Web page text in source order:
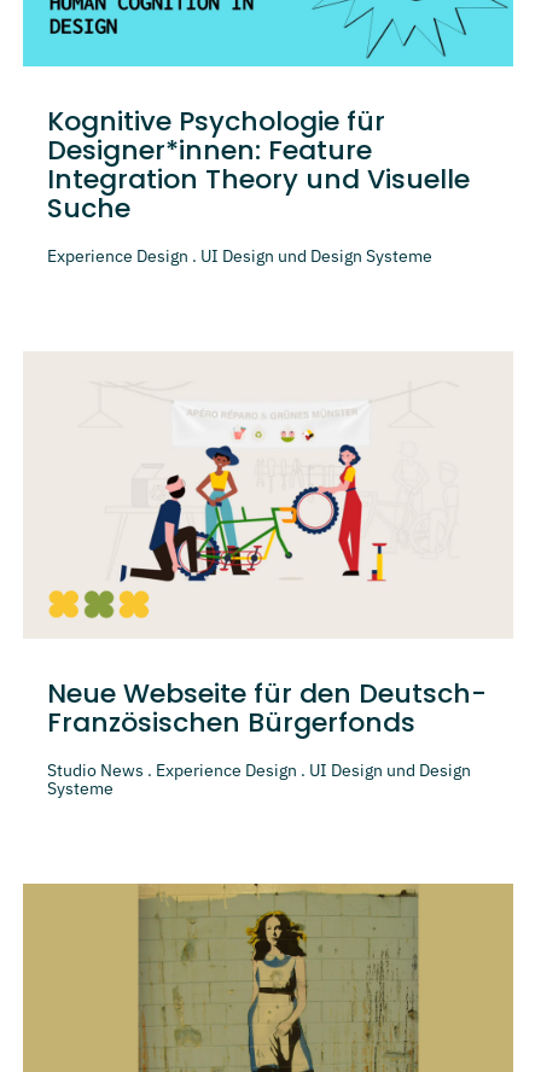
Kognitive Psychologie für
Designer*innen: Feature
Integration Theory und Visuelle
Suche
Experience Design . UI Design und Design Systeme
Neue Webseite für den Deutsch-
Französischen Bürgerfonds
Studio News . Experience Design . UI Design und Design
Systeme